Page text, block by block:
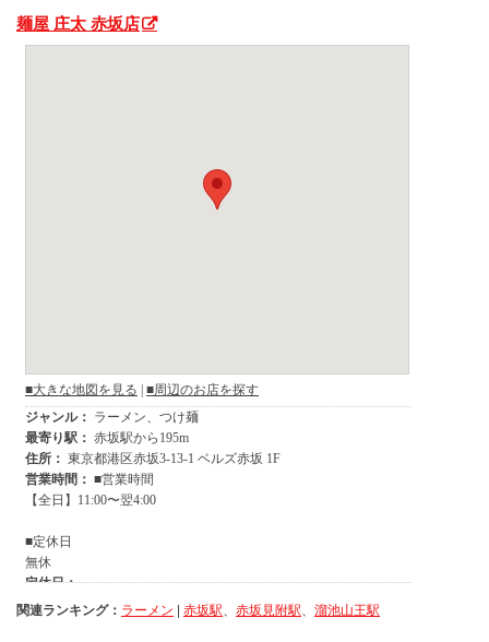
麺屋 庄太 赤坂店
関連ランキング： ラーメン 赤坂駅、 赤坂見附駅、 溜池山王駅